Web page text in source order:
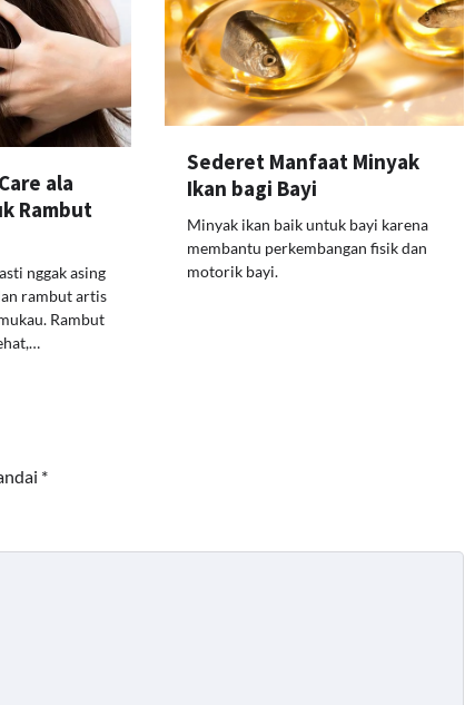
ala
Rambut
nggak asing
rambut artis
Rambut
Sederet Manfaat Minyak
Ikan bagi Bayi
Minyak ikan baik untuk bayi karena
membantu perkembangan fisik dan
motorik bayi.
*